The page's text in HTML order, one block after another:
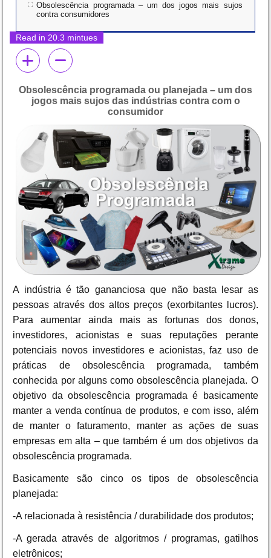
Obsolescência programada – um dos jogos mais sujos
contra consumidores
Read in 20.3 mintues
Obsolescência programada ou planejada – um dos
jogos mais sujos das indústrias contra com o
consumidor
A indústria é tão gananciosa que não basta lesar as
pessoas através dos altos preços (exorbitantes lucros).
Para aumentar ainda mais as fortunas dos donos,
investidores, acionistas e suas reputações perante
potenciais novos investidores e acionistas, faz uso de
práticas de obsolescência programada, também
conhecida por alguns como obsolescência planejada. O
objetivo da obsolescência programada é basicamente
manter a venda contínua de produtos, e com isso, além
de manter o faturamento, manter as ações de suas
empresas em alta – que também é um dos objetivos da
obsolescência programada.
Basicamente são cinco os tipos de obsolescência
planejada:
-A relacionada à resistência / durabilidade dos produtos;
-A gerada através de algoritmos / programas, gatilhos
eletrônicos;